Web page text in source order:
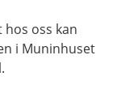
oss kan
i Muninhuset